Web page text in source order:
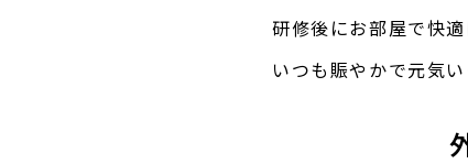
研修後にお部屋で快
いつも賑やかで元気い